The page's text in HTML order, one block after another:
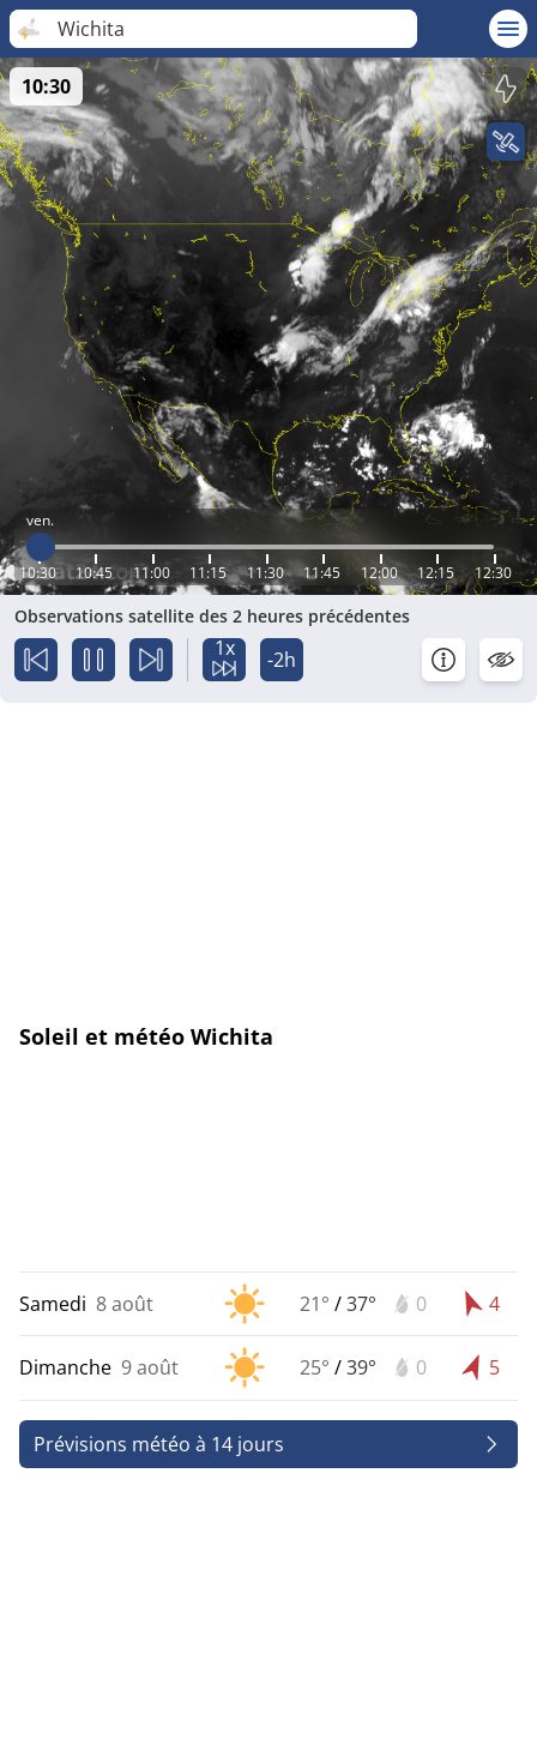
Wichita
ven.
10:30 10:45 11:00 11:15 11:30 11:45 12:00 12:15 12:30
10:30
Observations satellite des 2 heures précédentes
1x -2h
Soleil et météo Wichita
Samedi 8 août 21° /37° 0 4
Dimanche 9 août 25° /39° 0 5
Prévisions météo à 14 jours